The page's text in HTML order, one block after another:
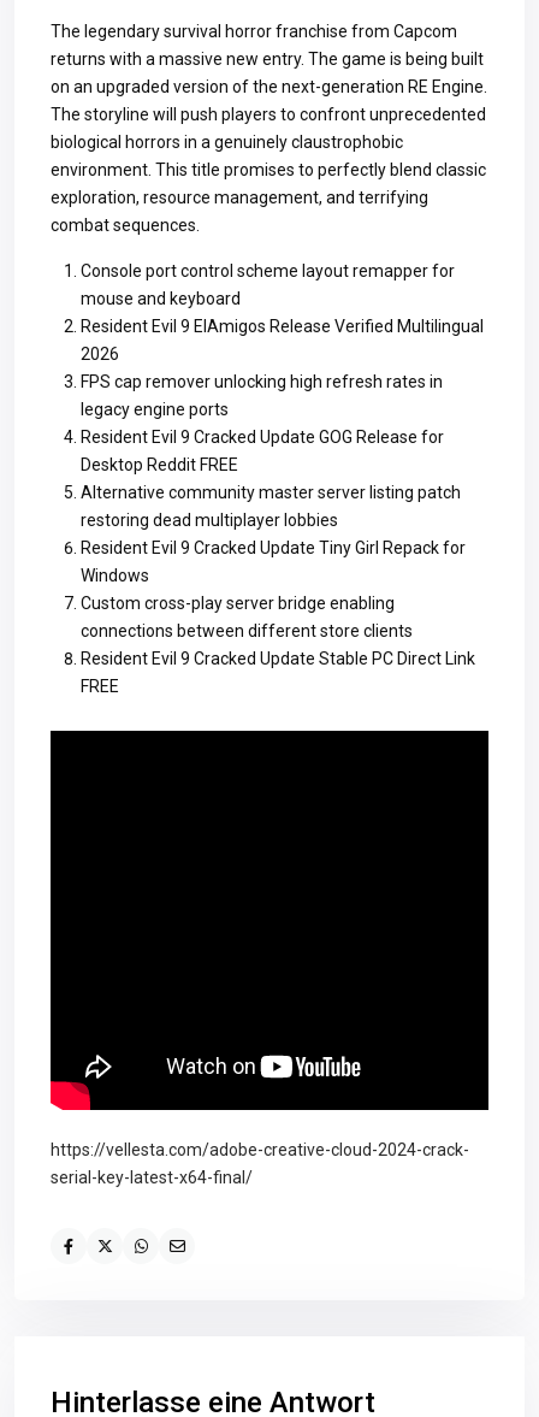
The legendary survival horror franchise from Capcom
returns with a massive new entry. The game is being built
on an upgraded version of the next-generation RE Engine.
The storyline will push players to confront unprecedented
biological horrors in a genuinely claustrophobic
environment. This title promises to perfectly blend classic
exploration, resource management, and terrifying
combat sequences.
Console port control scheme layout remapper for
mouse and keyboard
Resident Evil 9 ElAmigos Release Verified Multilingual
2026
FPS cap remover unlocking high refresh rates in
legacy engine ports
Resident Evil 9 Cracked Update GOG Release for
Desktop Reddit FREE
Alternative community master server listing patch
restoring dead multiplayer lobbies
Resident Evil 9 Cracked Update Tiny Girl Repack for
Windows
Custom cross-play server bridge enabling
connections between different store clients
Resident Evil 9 Cracked Update Stable PC Direct Link
FREE
https://vellesta.com/adobe-creative-cloud-2024-crack-
serial-key-latest-x64-final/
Hinterlasse eine Antwort